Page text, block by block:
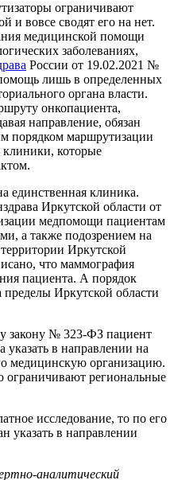
ограничивают
и вовсе сводят его на нет.
медицинской помощи
заболеваниях,
России от 19.02.2021 №
лишь в определенных
органа власти.
онкопациента,
направление, обязан
порядком маршрутизации
клиники, которые
единственная клиника.
Иркутской области от
медпомощи пациентам
а также подозрением на
Иркутской
что маммография
пациента. А порядок
пределы Иркутской области
закону № 323-ФЗ пациент
указать в направлении на
медицинскую организацию.
региональные
исследование, то по его
указать в направлении
аналитический